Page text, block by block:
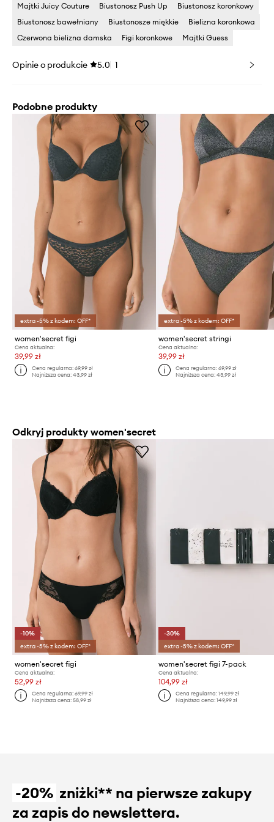
Majtki Juicy Couture Biustonosz Push Up
Biustonosz koronkowy
Biustonosz bawełniany
Biustonosze miękkie
Bielizna koronkowa
Czerwona bielizna damska
Figi koronkowe Majtki Guess
Opinie o produkcie 5.0 1
Podobne produkty
extra -5% z kodem: OFF*
women'secret figi
Cena aktualna:
39,99 zł
Cena regularna:69,99 zł
Najniższa cena:43,99 zł
extra -5% z kodem: OFF*
women'secret stringi
Cena aktualna:
39,99 zł
Cena regularna: 69,99 zł
Najniższa cena: 43,99 zł
Odkryj produkty women'secret
-10%
extra -5% z kodem: OFF*
women'secret figi
Cena aktualna:
52,99 zł
Cena regularna:69,99 zł
Najniższa cena:58,99 zł
-30%
extra -5% z kodem: OFF*
women'secret figi 7-pack
Cena aktualna:
104,99 zł
Cena regularna: 149,99 zł
Najniższa cena: 149,99 zł
-20% zniżki** na pierwsze zakupy
za zapis do newslettera.